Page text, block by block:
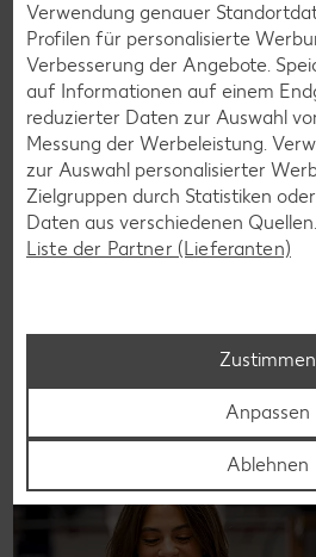
Messenger-Services –
anmelden
Mit unserem Messenger-Service
Jetzt schnell und
Verwendung genauer
Profilen für personalisierte
Verbesserung der Angebote.
auf Informationen auf einem
reduzierter Daten zur Auswahl
Messung der Werbeleistung.
zur Auswahl personalisierter
Zielgruppen durch Statistiken
Daten aus verschiedenen Quellen.
Liste der Partner (Lieferanten)
Zustimmen
Anpassen
Ablehnen